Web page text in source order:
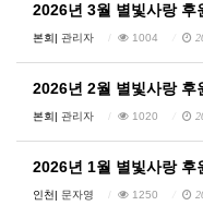
2026년 3월 별빛사랑 후
본회| 관리자 1004
2026년 2월 별빛사랑 후
본회| 관리자 1020
2026년 1월 별빛사랑 후
인천| 문자영 1250